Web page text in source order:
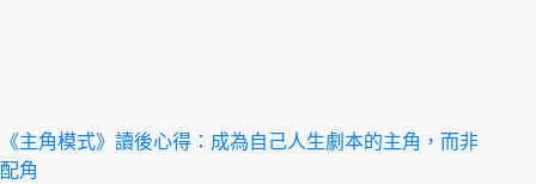
《主角模式》讀後心得：成為自己人生劇本的主角，而非
配角